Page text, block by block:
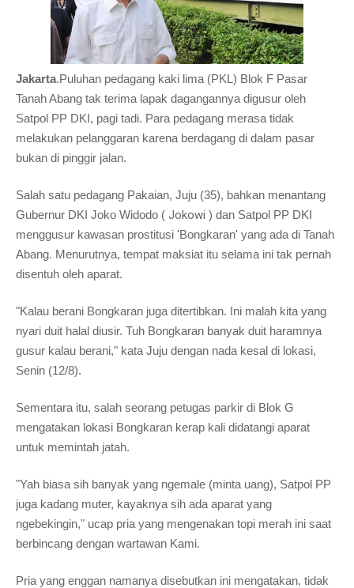
Jakarta.Puluhan pedagang kaki lima (PKL) Blok F Pasar
Tanah Abang tak terima lapak dagangannya digusur oleh
Satpol PP DKI, pagi tadi. Para pedagang merasa tidak
melakukan pelanggaran karena berdagang di dalam pasar
bukan di pinggir jalan.
Salah satu pedagang Pakaian, Juju (35), bahkan menantang
Gubernur DKI Joko Widodo ( Jokowi ) dan Satpol PP DKI
menggusur kawasan prostitusi 'Bongkaran' yang ada di Tanah
Abang. Menurutnya, tempat maksiat itu selama ini tak pernah
disentuh oleh aparat.
"Kalau berani Bongkaran juga ditertibkan. Ini malah kita yang
nyari duit halal diusir. Tuh Bongkaran banyak duit haramnya
gusur kalau berani," kata Juju dengan nada kesal di lokasi,
Senin (12/8).
Sementara itu, salah seorang petugas parkir di Blok G
mengatakan lokasi Bongkaran kerap kali didatangi aparat
untuk memintah jatah.
"Yah biasa sih banyak yang ngemale (minta uang), Satpol PP
juga kadang muter, kayaknya sih ada aparat yang
ngebekingin," ucap pria yang mengenakan topi merah ini saat
berbincang dengan wartawan Kami.
Pria yang enggan namanya disebutkan ini mengatakan, tidak